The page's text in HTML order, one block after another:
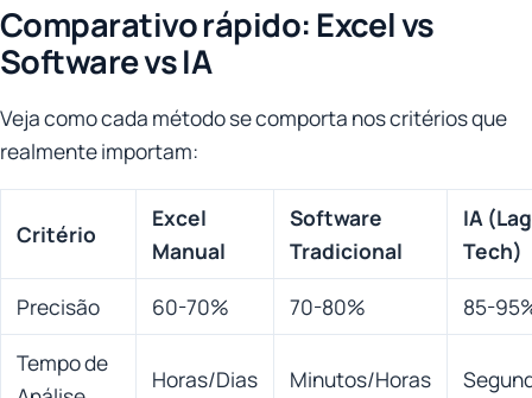
Comparativo rápido: Excel vs
Software vs IA
Veja como cada método se comporta nos critérios que
realmente importam:
Critério
Excel
Manual
Software
Tradicional
IA
Tech)
Precisão
60-70% 70-80%
85-
Tempo de
Horas/Dias Minutos/Horas